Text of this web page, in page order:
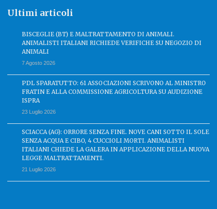
Ultimi articoli
BISCEGLIE (BT) E MALTRATTAMENTO DI ANIMALI.
ANIMALISTI ITALIANI RICHIEDE VERIFICHE SU NEGOZIO DI
ANIMALI
7 Agosto 2026
PDL SPARATUTTO: 61 ASSOCIAZIONI SCRIVONO AL MINISTRO
FRATIN E ALLA COMMISSIONE AGRICOLTURA SU AUDIZIONE
ISPRA
23 Luglio 2026
SCIACCA (AG): ORRORE SENZA FINE. NOVE CANI SOTTO IL SOLE
SENZA ACQUA E CIBO, 4 CUCCIOLI MORTI. ANIMALISTI
ITALIANI CHIEDE LA GALERA IN APPLICAZIONE DELLA NUOVA
LEGGE MALTRATTAMENTI.
21 Luglio 2026